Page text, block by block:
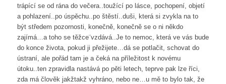
trápící se od rána do večera..toužící po lásce, pochopení, objetí
a pohlazení..po úspěchu..po štěstí..duši, která si zvykla na to
být středem pozornosti, konečně, konečně se o ni někdo
zajímá…a toho se těžce¨vzdává..Je to nemoc, která ve vás bude
do konce života, pokud ji přežijete…dá se potlačit, schovat do
ústraní, ale pořád tam je a čeká na příležitost k novému
útoku..ten zpravidla nastává po pěti letech, teprve pak lze říci,
zda má člověk jakžtakž vyhráno, nebo ne…u mě to bylo tak, že